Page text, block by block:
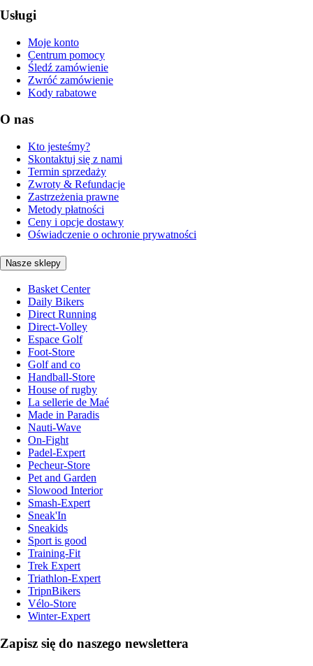
Usługi
Moje konto
Centrum pomocy
Śledź zamówienie
Zwróć zamówienie
Kody rabatowe
O nas
Kto jesteśmy?
Skontaktuj się z nami
Termin sprzedaży
Zwroty & Refundacje
Zastrzeżenia prawne
Metody płatności
Ceny i opcje dostawy
Oświadczenie o ochronie prywatności
Nasze sklepy
Basket Center
Daily Bikers
Direct Running
Direct-Volley
Espace Golf
Foot-Store
Golf and co
Handball-Store
House of rugby
La sellerie de Maé
Made in Paradis
Nauti-Wave
On-Fight
Padel-Expert
Pecheur-Store
Pet and Garden
Slowood Interior
Smash-Expert
Sneak'In
Sneakids
Sport is good
Training-Fit
Trek Expert
Triathlon-Expert
TripnBikers
Vélo-Store
Winter-Expert
Zapisz się do naszego newslettera